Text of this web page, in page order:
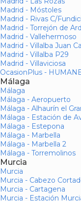
Madrid - Móstoles
Madrid - Rivas C/
Madrid - Torrejón de
Madrid - Vallehermoso
Madrid - Villalba Juan
Madrid - Villalba P29
Madrid - Villaviciosa
OcasionPlus -
Málaga
Málaga
Málaga - Aeropuerto
Málaga - Alhaurín el
Málaga - Estación de
Málaga - Estepona
Málaga - Marbella
Málaga - Marbella 2
Málaga - Torremolinos
Murcia
Murcia
Murcia - Cabezo
Murcia - Cartagena
Murcia - Estación